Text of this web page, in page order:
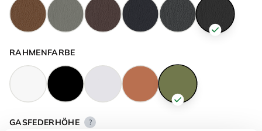
RAHMENFARBE
GASFEDERHÖHE ?